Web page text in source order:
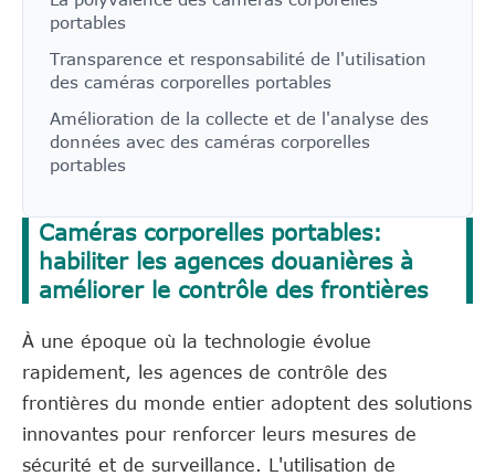
Caméras corporelles portables:
habiliter les agences douanières à
améliorer le contrôle des frontières
À une époque où la technologie évolue
rapidement, les agences de contrôle des
frontières du monde entier adoptent des solutions
innovantes pour renforcer leurs mesures de
sécurité et de surveillance. L'utilisation de
portables
Transparence et responsabilité de l'utilisation
des caméras corporelles portables
Amélioration de la collecte et de l'analyse des
données avec des caméras corporelles
portables